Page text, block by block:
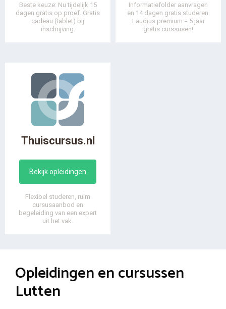
Beste keuze: Nu tijdelijk 15
dagen gratis op proef. Gratis
cadeau (tablet) bij
inschrijving.
Informatiefolder aanvragen
en 14 dagen gratis studeren.
Laudius premium = 5 jaar
gratis curssusen!
Thuiscursus.nl
Bekijk opleidingen
Flexibel studeren, ruim
cursusaanbod en
begeleiding van een expert
uit het vak.
Opleidingen en cursussen
Lutten